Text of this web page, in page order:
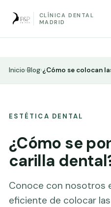
CLÍNICA DENTAL
MADRID
Inicio›Blog›¿Cómo se colocan
ESTÉTICA DENTAL
¿Cómo se
carilla
Conoce con nosotros
eficiente de colocar